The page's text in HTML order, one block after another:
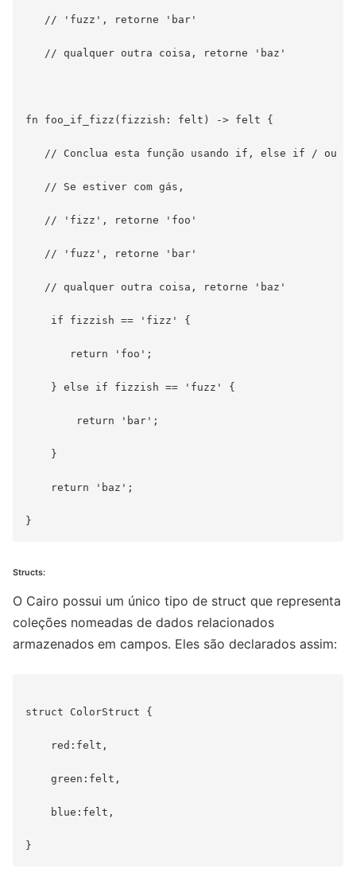
// 'fuzz', retorne 'bar'
// qualquer outra coisa, retorne 'baz'
fn foo_if_fizz(fizzish: felt) -> felt {
// Conclua esta função usando if, else if / ou
// Se estiver com gás,
// 'fizz', retorne 'foo'
// 'fuzz', retorne 'bar'
// qualquer outra coisa, retorne 'baz'
if fizzish == 'fizz' {
return 'foo';
} else if fizzish == 'fuzz' {
return 'bar';
}
return 'baz';
Structs:
O Cairo possui um único tipo de struct que representa
coleções nomeadas de dados relacionados
armazenados em campos. Eles são declarados assim:
struct ColorStruct {
red:felt,
green:felt,
blue:felt,